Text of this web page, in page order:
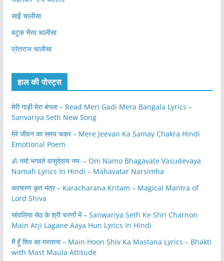
साईं चालीसा
बटुक भैरव चालीसा
प्रेतराज चालीसा
हाल की पोस्ट्स
मेरी गाड़ी मेरा बंगला – Read Meri Gadi Mera Bangala Lyrics –
Sanvariya Seth New Song
मेरे जीवन का समय चक्र – Mere Jeevan Ka Samay Chakra Hindi
Emotional Poem
ॐ नमो भगवते वासुदेवाय नमः – Om Namo Bhagavate Vasudevaya
Namah Lyrics In Hindi – Mahavatar Narsimha
करचरण कृतं मंत्र – Karacharana Kritam – Magical Mantra of
Lord Shiva
सांवलिया सेठ के श्री चरणों में – Sanwariya Seth Ke Shri Charnon
Main Arji Lagane Aaya Hun Lyrics In Hindi
मैं हूँ शिव का मस्ताना – Main Hoon Shiv Ka Mastana Lyrics – Bhakti
with Mast Maula Attitude